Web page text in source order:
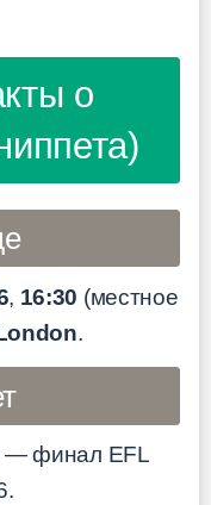
о
, 16:30 (местное
.
— финал EFL